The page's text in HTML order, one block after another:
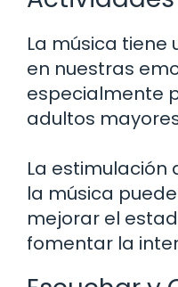
La música
en nuestras
especialmente
adultos
La estimulación
la música
mejorar el
fomentar la